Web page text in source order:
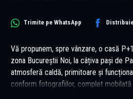
Trimite pe WhatsApp
Vă propunem, spre vânzare, o casă
zona Bucureștii Noi, la câțiva pași de
atmosferă caldă, primitoare și
conform fotografiilor, complet mobilată